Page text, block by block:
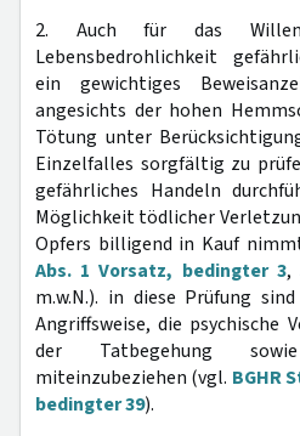
2. Auch für das
Lebensbedrohlichkeit
ein gewichtiges
angesichts der hohen
Tötung unter
Einzelfalles sorgfältig zu
gefährliches Handeln
Möglichkeit tödlicher
Opfers billigend in Kauf
Abs. 1 Vorsatz, bedingter 3,
m.w.N.). in diese Prüfung
Angriffsweise, die psychische
der Tatbegehung
miteinzubeziehen (vgl. BGHR
bedingter 39).